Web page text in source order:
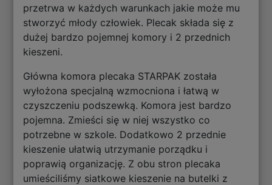
przetrwa w każdych warunkach jakie może mu
stworzyć młody człowiek. Plecak składa się z
dużej bardzo pojemnej komory i 2 przednich
kieszeni.
Główna komora plecaka STARPAK została
wyłożona specjalną wzmocniona i łatwą w
czyszczeniu podszewką. Komora jest bardzo
pojemna. Zmieści się w niej wszystko co
potrzebne w szkole. Dodatkowo 2 przednie
kieszenie ułatwią utrzymanie porządku i
poprawią organizację. Z obu stron plecaka
umieściliśmy siatkowe kieszenie na butelki z